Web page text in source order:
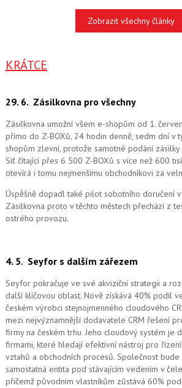
Zobrazit všechny články
KRÁTCE
29. 6. Zásilkovna pro všechny
Zásilkovna umožní všem e-shopům od 1.
přímo do Z-BOXů, 24 hodin denně, sedm dní v
shopům zlevní, protože samotné podání
Síť čítající přes 6 500 Z-BOXů s více než 600
otevírá i tomu nejmenšímu obchodníkovi za
Úspěšně dopadl také pilot sobotního doručení v
Zásilkovna proto v těchto městech přechází z
ostrého provozu.
4. 5. Seyfor s dalším zářezem
Seyfor pokračuje ve své akviziční strategii a
další klíčovou oblast. Nově získává 40% podíl
českém výrobci stejnojmenného cloudového
mezi nejvýznamnější dodavatele CRM řešení
firmy na českém trhu. Jeho cloudový systém je
firmami, které hledají efektivní nástroj pro řízení
vztahů a obchodních procesů. Společnost
samostatná entita pod stávajícím vedením v
přičemž původním vlastníkům zůstává 60%